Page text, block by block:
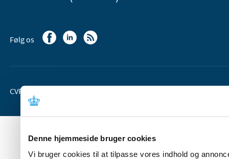
Denne hjemmeside bruger cookies
Vi bruger cookies til at tilpasse vores indhold og
Følg os
CVR-nr. 37 05 24 85